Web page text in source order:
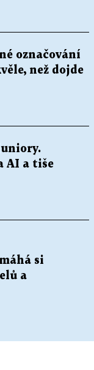
označování
než dojde
AI a tiše
si
a